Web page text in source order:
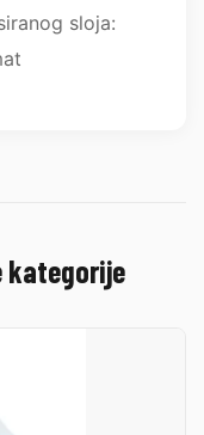
sloja:
kategorije